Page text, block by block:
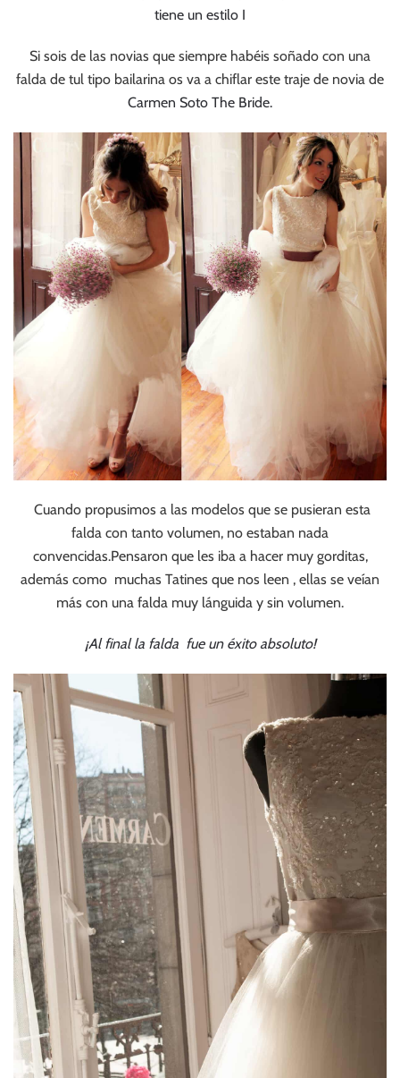
tiene un estilo I
Si sois de las novias que siempre habéis soñado con una
falda de tul tipo bailarina os va a chiflar este traje de novia de
Carmen Soto The Bride.
Cuando propusimos a las modelos que se pusieran esta
falda con tanto volumen, no estaban nada
convencidas.Pensaron que les iba a hacer muy gorditas,
además como muchas Tatines que nos leen , ellas se veían
más con una falda muy lánguida y sin volumen.
¡Al final la falda fue un éxito absoluto!